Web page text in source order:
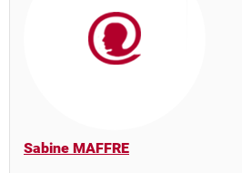
Sabine MAFFRE